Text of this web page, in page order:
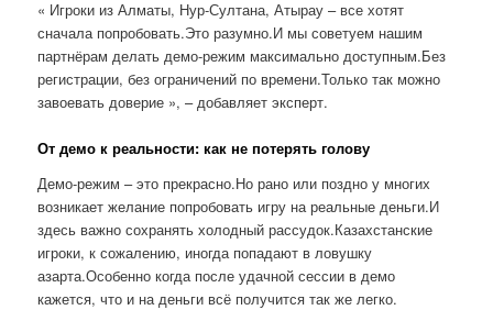
« Игроки из Алматы, Нур-Султана, Атырау – все хотят
сначала попробовать.Это разумно.И мы советуем нашим
партнёрам делать демо-режим максимально доступным.Без
регистрации, без ограничений по времени.Только так можно
завоевать доверие », – добавляет эксперт.
От демо к реальности: как не потерять голову
Демо-режим – это прекрасно.Но рано или поздно у многих
возникает желание попробовать игру на реальные деньги.И
здесь важно сохранять холодный рассудок.Казахстанские
игроки, к сожалению, иногда попадают в ловушку
азарта.Особенно когда после удачной сессии в демо
кажется, что и на деньги всё получится так же легко.